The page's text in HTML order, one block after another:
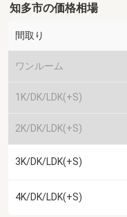
知多市の価格相場
間取り
ワンルーム
1K/DK/LDK(+S)
2K/DK/LDK(+S)
3K/DK/LDK(+S)
4K/DK/LDK(+S)